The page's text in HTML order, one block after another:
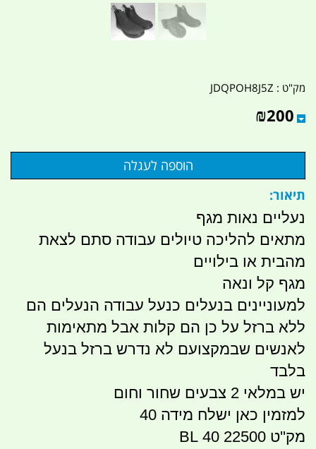
מק"ט : JDQPOH8J5Z
₪200
תיאור:
נעליים נאות מגף
מתאים להליכה טיולים עבודה סתם לצאת
מהבית או בילויים
מגף קל ונאה
למעוניינים בנעלים כנעל עבודה הנעלים הם
ללא ברזל על כן הם קלות אבל מתאימות
לאנשים שבמקצועם לא נדרש ברזל בנעל
בלבד
יש במלאי 2 צבעים שחור וחום
למזמין כאן ישלח מידה 40
מק''ט 22500 40 BL